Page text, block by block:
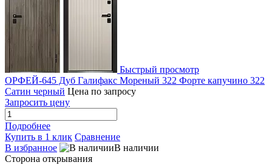
Быстрый просмотр
ОРФЕЙ-645 Дуб Галифакс Мореный 322 Форте капучино 322
Сатин черный Цена по запросу
Запросить цену
Подробнее
Купить в 1 клик Сравнение
В избранное
В наличии
Сторона открывания